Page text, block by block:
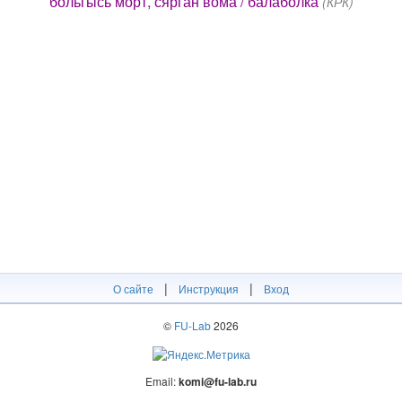
О сайте | Инструкция | Вход
© FU-Lab2026
Email:komi@fu-lab.ru